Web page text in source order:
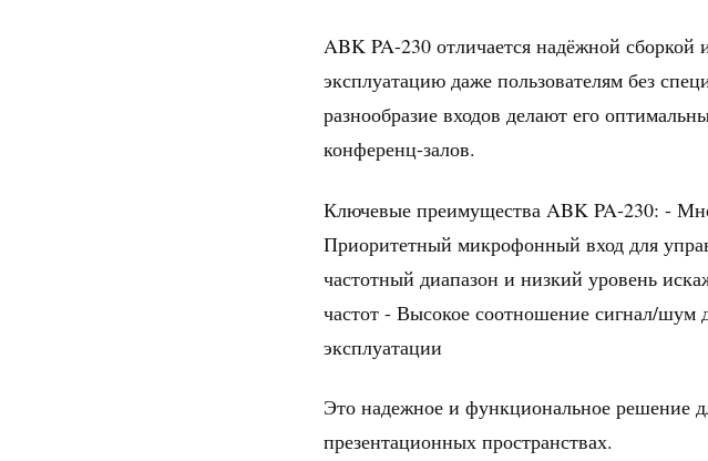
ABK PA-230 отличается надёжной
эксплуатацию даже пользователям без
разнообразие входов делают его
конференц-залов.
Ключевые преимущества ABK PA-230: -
Приоритетный микрофонный вход для
частотный диапазон и низкий уровень
частот - Высокое соотношение сигнал/шум
эксплуатации
Это надежное и функциональное решение
презентационных пространствах.